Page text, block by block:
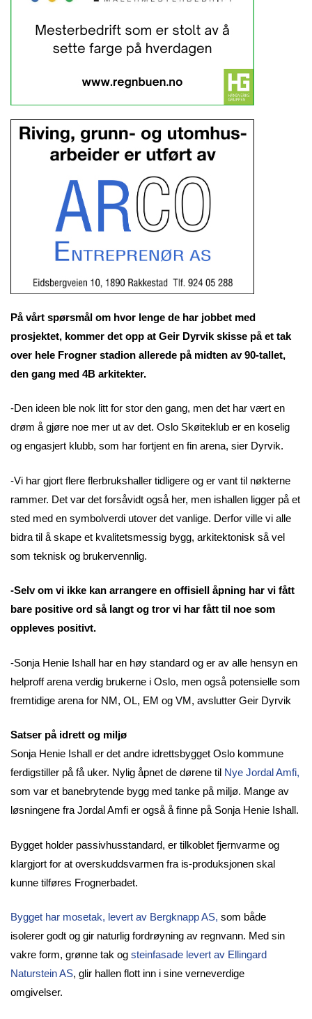
På vårt spørsmål om hvor lenge de har jobbet med
prosjektet, kommer det opp at Geir Dyrvik skisse på et tak
over hele Frogner stadion allerede på midten av 90-tallet,
den gang med 4B arkitekter.
-Den ideen ble nok litt for stor den gang, men det har vært en
drøm å gjøre noe mer ut av det. Oslo Skøiteklub er en koselig
og engasjert klubb, som har fortjent en fin arena, sier Dyrvik.
-Vi har gjort flere flerbrukshaller tidligere og er vant til nøkterne
rammer. Det var det forsåvidt også her, men ishallen ligger på et
sted med en symbolverdi utover det vanlige. Derfor ville vi alle
bidra til å skape et kvalitetsmessig bygg, arkitektonisk så vel
som teknisk og brukervennlig.
-Selv om vi ikke kan arrangere en offisiell åpning har vi fått
bare positive ord så langt og tror vi har fått til noe som
oppleves positivt.
-Sonja Henie Ishall har en høy standard og er av alle hensyn en
helproff arena verdig brukerne i Oslo, men også potensielle som
fremtidige arena for NM, OL, EM og VM, avslutter Geir Dyrvik
Satser på idrett og miljø
Sonja Henie Ishall er det andre idrettsbygget Oslo kommune
ferdigstiller på få uker. Nylig åpnet de dørene til Nye Jordal Amfi,
som var et banebrytende bygg med tanke på miljø. Mange av
løsningene fra Jordal Amfi er også å finne på Sonja Henie Ishall.
Bygget holder passivhusstandard, er tilkoblet fjernvarme og
klargjort for at overskuddsvarmen fra is-produksjonen skal
kunne tilføres Frognerbadet.
Bygget har mosetak, levert av Bergknapp AS, som både
isolerer godt og gir naturlig fordrøyning av regnvann. Med sin
vakre form, grønne tak og steinfasade levert av Ellingard
Naturstein AS, glir hallen flott inn i sine verneverdige
omgivelser.